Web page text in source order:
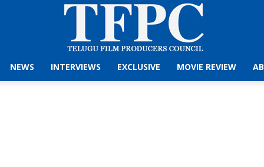
NEWS INTERVIEWS EXCLUSIVE MOVIE REVIEW